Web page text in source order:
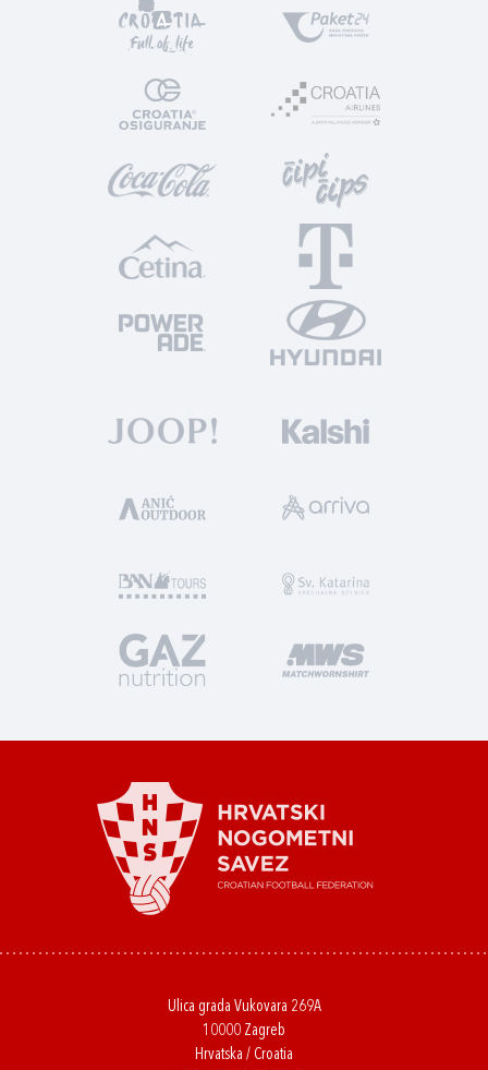
Ulica grada Vukovara 269A
10000 Zagreb
Hrvatska / Croatia